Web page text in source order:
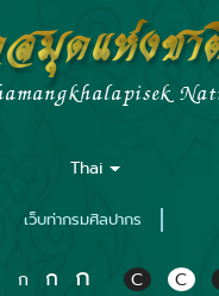
มุดแห่งช
Thai
เว็บท่ากรมศิลปากร
ก ก ก C C